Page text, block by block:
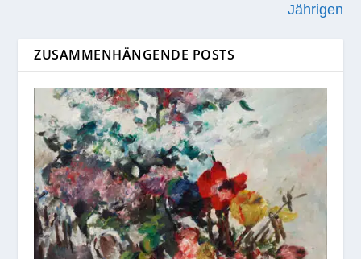
Jährigen
ZUSAMMENHÄNGENDE POSTS